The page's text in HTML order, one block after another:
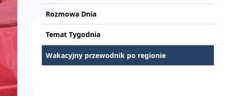
Rozmowa Dnia
Temat Tygodnia
Wakacyjny przewodnik po regionie